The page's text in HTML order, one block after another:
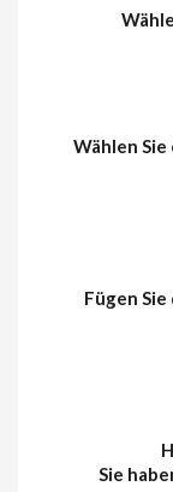
Wählen
Fügen
Sie